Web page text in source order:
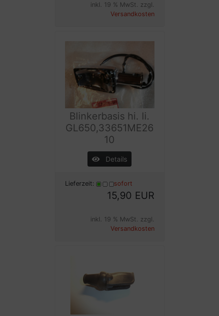
inkl. 19 % MwSt. zzgl.
Versandkosten
Blinkerbasis hi. li.
GL650,33651ME26
10
Details
Lieferzeit: sofort
15,90 EUR
inkl. 19 % MwSt. zzgl.
Versandkosten